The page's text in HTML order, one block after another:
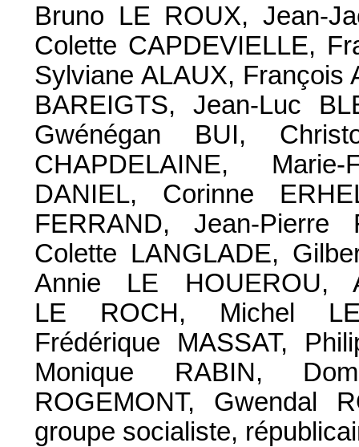
Bruno LE ROUX, Jean-
Colette CAPDEVIELLE,
Sylviane ALAUX, François
BAREIGTS, Jean-Luc
Gwénégan BUI,
CHAPDELAINE,
DANIEL, Corinne
FERRAND, Jean-Pierre
Colette LANGLADE,
Annie LE HOUEROU,
LE ROCH, Michel
Frédérique MASSAT,
Monique RABIN,
ROGEMONT, Gwendal
groupe socialiste,